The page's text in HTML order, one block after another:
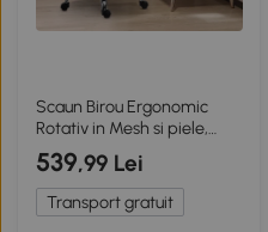
Scaun Birou Ergonomic
Rotativ in Mesh si piele,
negru
539,99 Lei
Transport gratuit